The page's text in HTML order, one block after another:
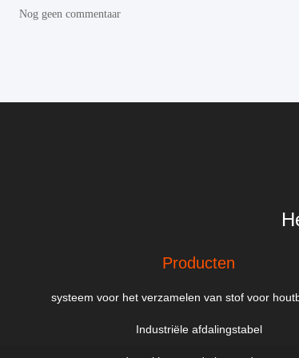
Nog geen commentaar
Producten
systeem voor het verzamelen van stof voor
Industriële afdalingstabel